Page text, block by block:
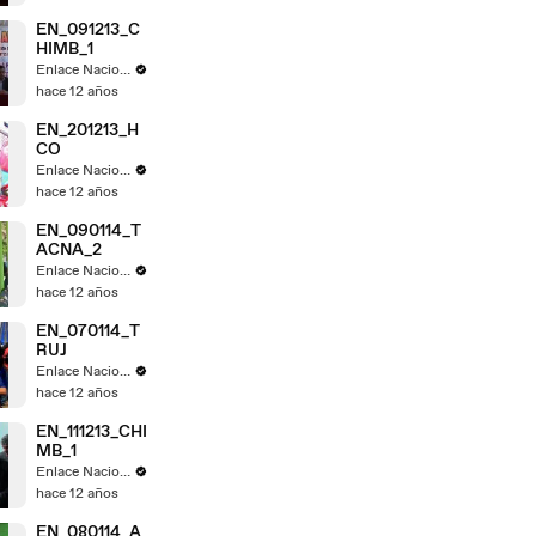
EN_091213_C
HIMB_1
Enlace Nacional
hace 12 años
EN_201213_H
CO
Enlace Nacional
hace 12 años
EN_090114_T
ACNA_2
Enlace Nacional
hace 12 años
EN_070114_T
RUJ
Enlace Nacional
hace 12 años
EN_111213_CHI
MB_1
Enlace Nacional
hace 12 años